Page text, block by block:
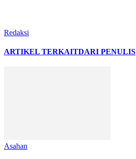
Redaksi
ARTIKEL TERKAITDARI PENULIS
Asahan